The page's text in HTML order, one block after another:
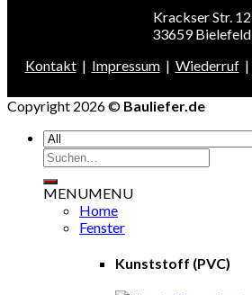
Krackser Str. 12
33659 Bielefeld
Kontakt| Impressum| Wiederruf|
Copyright 2026 © Bauliefer.de
Suchen
nach:
MENUMENU
Home
Fenster
Kunststoff (PVC)